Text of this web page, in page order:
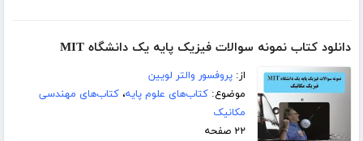
دانلود کتاب نمونه سوالات فیزیک پایه یک دانشگاه MIT
از:پروفسور والتر لویین
موضوع:کتاب‌های علوم پایه،کتاب‌های مهندسی
مکانیک
۲۲ صفحه